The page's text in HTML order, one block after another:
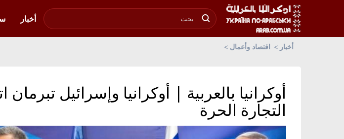
أخبار
أخبار اقتصاد وأعمال
أوكرانيا بالعربية | أوكرانيا وإسرائيل تبرمان
التجارة الحرة